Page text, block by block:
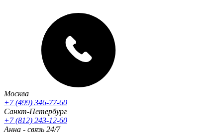
Москва
+7 (499) 346-77-60
Санкт-Петербург
+7 (812) 243-12-60
Анна - связь 24/7